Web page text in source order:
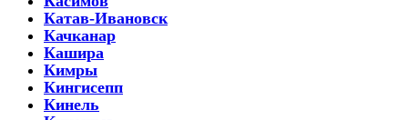
Катав-Ивановск
Качканар
Кашира
Кимры
Кингисепп
Кинель